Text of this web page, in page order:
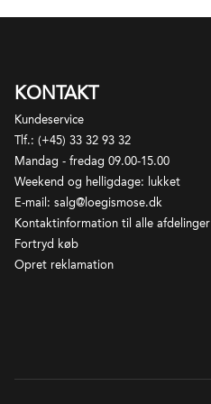
KONTAKT
Kundeservice
Tlf.: (+45) 33 32 93 32
Mandag - fredag 09.00-15.00
Weekend og helligdage: lukket
E-mail: salg@loegismose.dk
Kontaktinformation til alle afdelinger
Fortryd køb
Opret reklamation